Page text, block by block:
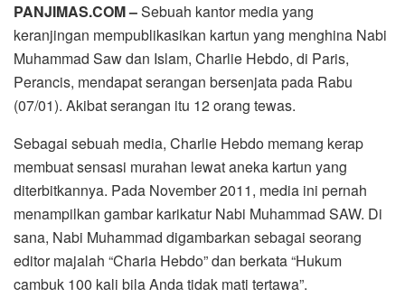
PANJIMAS.COM –Sebuah kantor media yang
keranjingan mempublikasikan kartun yang menghina Nabi
Muhammad Saw dan Islam, Charlie Hebdo, di Paris,
Perancis, mendapat serangan bersenjata pada Rabu
(07/01). Akibat serangan itu 12 orang tewas.
Sebagai sebuah media, Charlie Hebdo memang kerap
membuat sensasi murahan lewat aneka kartun yang
diterbitkannya. Pada November 2011, media ini pernah
menampilkan gambar karikatur Nabi Muhammad SAW. Di
sana, Nabi Muhammad digambarkan sebagai seorang
editor majalah “Charia Hebdo” dan berkata “Hukum
cambuk 100 kali bila Anda tidak mati tertawa”.